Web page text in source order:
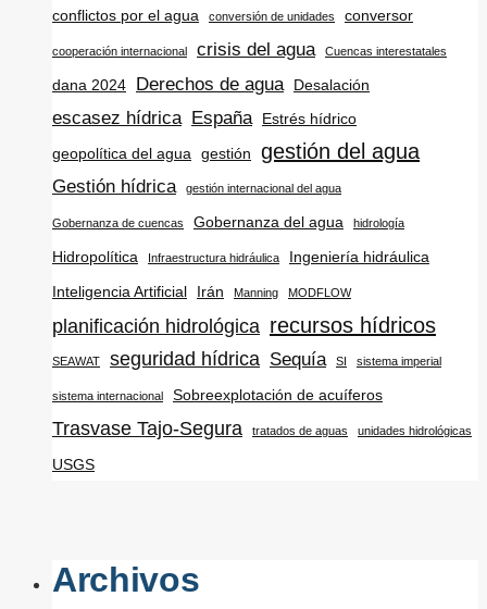
conflictos por el agua conversión de unidades conversor
cooperación internacional crisis del agua Cuencas interestatales
dana 2024 Derechos de agua Desalación
escasez hídrica España
Estrés hídrico
geopolítica del agua gestión gestión del agua
Gestión hídrica gestión internacional del agua
Gobernanza de cuencas Gobernanza del agua hidrología
Hidropolítica Infraestructura hidráulica
Ingeniería hidráulica
Inteligencia Artificial
Irán Manning MODFLOW
planificación hidrológica recursos hídricos
SEAWAT seguridad hídrica Sequía SI sistema imperial
sistema internacional Sobreexplotación de acuíferos
Trasvase Tajo-Segura tratados de aguas unidades hidrológicas
USGS
Archivos